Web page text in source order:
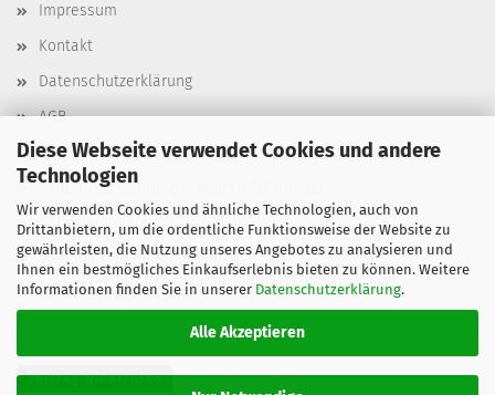
Diese Webseite verwendet Cookies und andere
Technologien
Wir verwenden Cookies und ähnliche Technologien, auch von
Drittanbietern, um die ordentliche Funktionsweise der Website zu
gewährleisten, die Nutzung unseres Angebotes zu analysieren und
Ihnen ein bestmögliches Einkaufserlebnis bieten zu können. Weitere
Informationen finden Sie in unserer Datenschutzerklärung.
Alle Akzeptieren
Impressum
Kontakt
Datenschutzerklärung
AGB
Versand- & Zahlungsbedingungen, Versandkosten
Widerrufsbelehrung & Widerrufsformular
Batterieentsorgung
Elektroaltgeräteentsorgung
Cookie Einstellungen
Vertrag widerrufen